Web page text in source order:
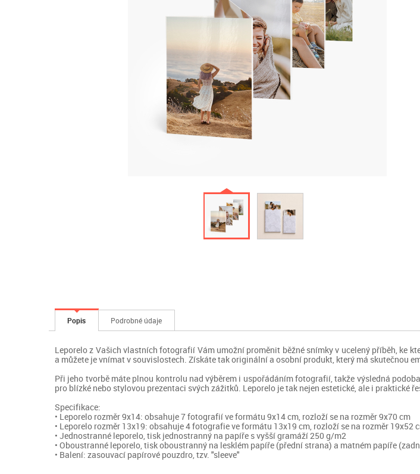
Popis Podrobné údaje
Leporelo z Vašich vlastních fotografií Vám umožní proměnit běžné snímky v ucelený příběh, ke
a můžete je vnímat v souvislostech. Získáte tak originální a osobní produkt, který má skutečnou
Při jeho tvorbě máte plnou kontrolu nad výběrem i uspořádáním fotografií, takže výsledná
pro blízké nebo stylovou prezentaci svých zážitků. Leporelo je tak nejen estetické, ale i praktické
Specifikace:
• Leporelo rozměr 9x14: obsahuje 7 fotografií ve formátu 9x14 cm, rozloží se na rozměr 9x70 cm
• Leporelo rozměr 13x19: obsahuje 4 fotografie ve formátu 13x19 cm, rozloží se na rozměr 19x52
• Jednostranné leporelo, tisk jednostranný na papíře s vyšší gramáží 250 g/m2
• Oboustranné leporelo, tisk oboustranný na lesklém papíře (přední strana) a matném papíře
• Balení: zasouvací papírové pouzdro, tzv. "sleeve"